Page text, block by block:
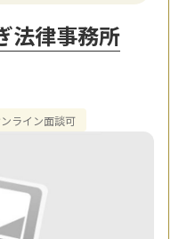
法律事務所
ライン面談可